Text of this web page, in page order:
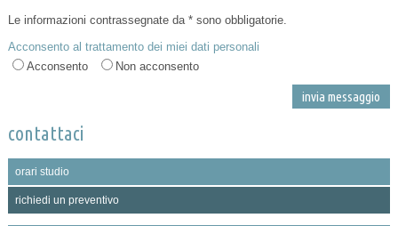
Le informazioni contrassegnate da * sono obbligatorie.
Acconsento al trattamento dei miei dati personali
Acconsento
Non acconsento
contattaci
orari studio
richiedi un preventivo